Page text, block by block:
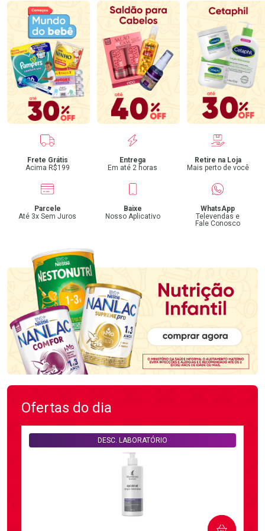
Benefícios
Frete Grátis
Acima R$199
Entrega
Em até 2 horas
Retire na Loja
Mais perto de você
Parcele
Até 3x Sem Juros
Baixe
Nosso Aplicativo
WhatsApp
Televendas e
Fale Conosco
Ofertas do dia
DESC. LABORATÓRIO
COMPRAR